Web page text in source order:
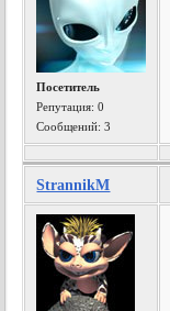
Посетитель
Репутация:0
Сообщений: 3
StrannikM